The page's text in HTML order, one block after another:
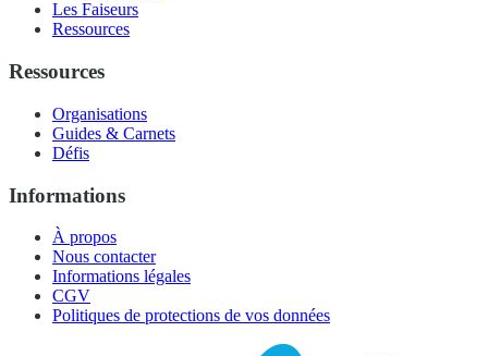
Les Faiseurs
Ressources
Ressources
Organisations
Guides & Carnets
Défis
Informations
À propos
Nous contacter
Informations légales
CGV
Politiques de protections de vos données